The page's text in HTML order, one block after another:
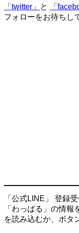
「twitter」 と 「
フォローをお待ちし
「公式LINE」 登録受
「わっぱる」の情
を読み込むか、ボタ